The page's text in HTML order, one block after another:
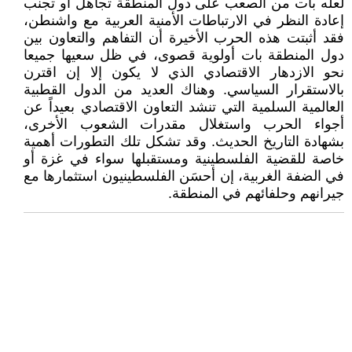
لعله بات من الصعب على دول المنطقة تجاهل أو تجنب
إعادة النظر في الارتباطات الأمنية العربية مع واشنطن،
فقد أثبتت هذه الحرب الأخيرة أن التفاهم والتعاون بين
دول المنطقة بات أولوية قصوى، في ظل سعيها جميعا
نحو الازدهار الاقتصادي الذي لا يكون إلا إن اقترن
بالاستقرار السياسي. وهناك العديد من الدول القطبية
العالمية السلمية التي تنشد التعاون الاقتصادي بعيداً عن
أجواء الحرب واستغلال مقدرات الشعوب الأخرى،
بشهادة التاريخ الحديث. وقد تشكل تلك التطورات أهمية
خاصة للقضية الفلسطينية ومستقبلها سواء في غزة أو
في الضفة الغربية، إن أحسَن الفلسطينيون استثمارها مع
جيرانهم وحلفائهم في المنطقة.